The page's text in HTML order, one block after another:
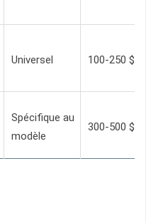
Universel 100-250 $
Spécifique au
modèle
300-500 $